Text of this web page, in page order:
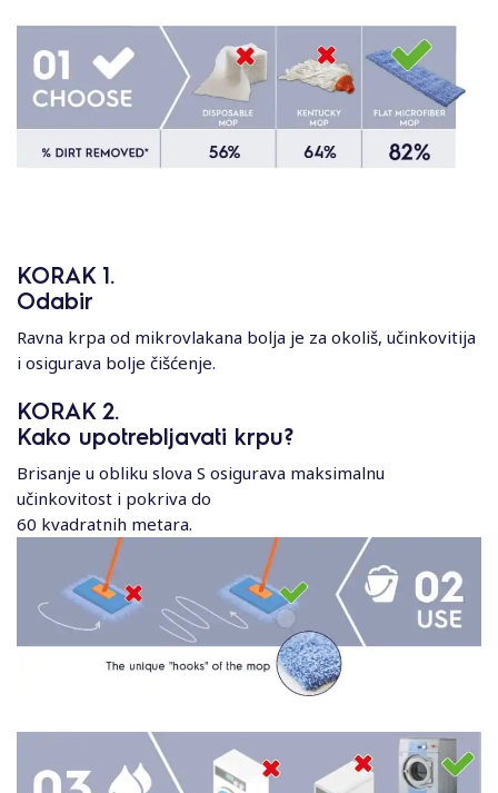
KORAK 1.
Odabir
Ravna krpa od mikrovlakana bolja je za okoliš, učinkovitija
i osigurava bolje čišćenje.
KORAK 2.
Kako upotrebljavati krpu?
Brisanje u obliku slova S osigurava maksimalnu
učinkovitost i pokriva do
60 kvadratnih metara.